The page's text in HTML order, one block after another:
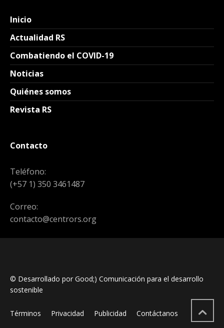
Inicio
Actualidad RS
Combatiendo el COVID-19
Noticias
Quiénes somos
Revista RS
Contacto
Teléfono:
(+57 1) 350 3461487
Correo:
contacto@centrors.org
© Desarrollado por Good;) Comunicación para el desarrollo
sostenible
Términos Privacidad Publicidad Contáctanos